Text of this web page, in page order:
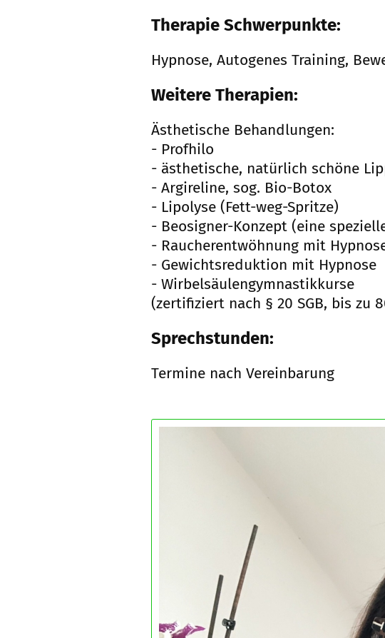
Therapie Schwerpunkte:
Hypnose, Autogenes Training,
Weitere Therapien:
Ästhetische Behandlungen:
- Profhilo
- ästhetische, natürlich schöne
- Argireline, sog. Bio-Botox
- Lipolyse (Fett-weg-Spritze)
- Beosigner-Konzept (eine
- Raucherentwöhnung mit
- Gewichtsreduktion mit Hypnose
- Wirbelsäulengymnastikkurse
(zertifiziert nach § 20 SGB, bis zu
Sprechstunden:
Termine nach Vereinbarung